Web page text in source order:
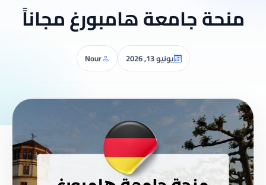
منحة جامعة هامبورغ مجاناً
يونيو 13, 2026 Nour